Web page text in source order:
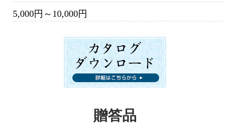
5,000円～10,000円
贈答品